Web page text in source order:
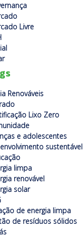
Livre
Renováveis
Lixo Zero
e adolescentes
sustentável
limpa
renovável
solar
de energia limpa
de resíduos sólidos